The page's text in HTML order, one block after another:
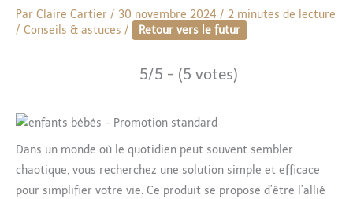
Par Claire Cartier / 30 novembre 2024 / 2 minutes de lecture
/ Conseils & astuces / Retour vers le futur
5/5 - (5 votes)
Dans un monde où le quotidien peut souvent sembler
chaotique, vous recherchez une solution simple et efficace
pour simplifier votre vie. Ce produit se propose d’être l’allié